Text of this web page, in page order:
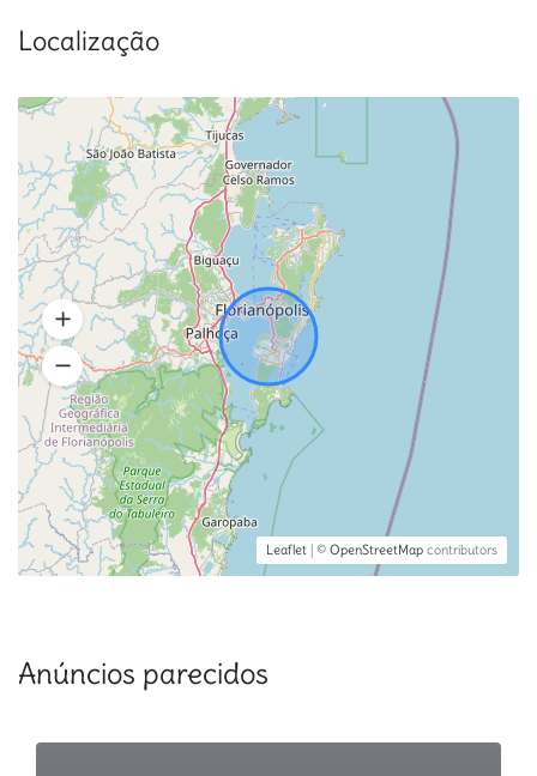
Localização
Leaflet | © OpenStreetMap contributors
Anúncios parecidos